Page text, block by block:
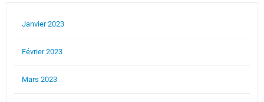
Janvier 2023
Février 2023
Mars 2023